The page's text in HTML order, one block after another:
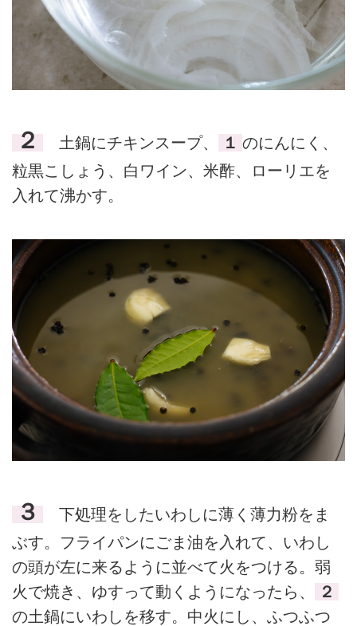
２ 土鍋にチキンスープ、 １ のにんにく、
粒黒こしょう、白ワイン、米酢、ローリエを
入れて沸かす。
３
下処理をしたいわしに薄く薄力粉をま
ぶす。フライパンにごま油を入れて、いわし
の頭が左に来るように並べて火をつける。弱
火で焼き、ゆすって動くようになったら、
２
の土鍋にいわしを移す。中火にし、ふつふつ